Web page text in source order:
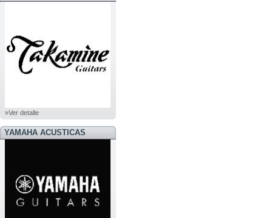
»Ver detalle
YAMAHA ACUSTICAS